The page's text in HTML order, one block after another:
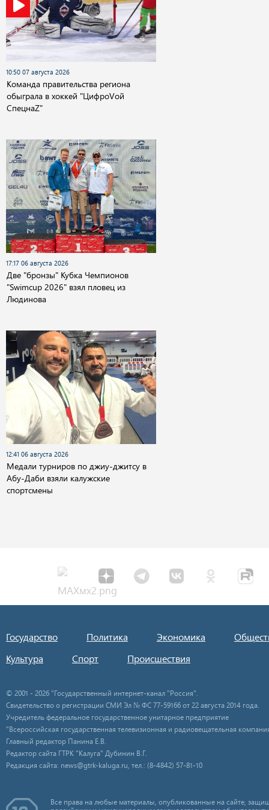
10:50 07 августа 2026
Команда правительства региона
обыграла в хоккей "ЦифроVой
СпецнаZ"
17:17 06 августа 2026
Две "бронзы" Кубка Чемпионов
"Swimcup 2026" взял пловец из
Людинова
12:41 06 августа 2026
Медали турниров по джиу-джитсу в
Абу-Даби взяли калужские
спортсмены
Государство Политика Экономика
Культура
Спорт Происшествия
© 2001 - 2026 "Государственный интернет-канал "Россия".
Свидетельство о регистрации СМИ Эл № ФС 77-59166 от 22 августа 2014 года.
Учредитель федеральное государственное унитарное предприятие
"Всероссийская государственная телевизионная и радиовещательная
Главный редактор Панина Е.В.
Редактор сайта ГТРК "Калуга" Дубинин В.Г.
Редакция сайта: news@gtrk-kaluga.ru, тел.: (8-4842) 57-81-10
Все права на любые материалы, опубликованные на сайте,